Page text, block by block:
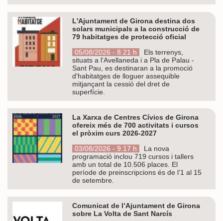
L'Ajuntament de Girona destina dos
solars municipals a la construcció de
79 habitatges de protecció oficial
05/08/2026 - 8.21 h
Els terrenys,
situats a l'Avellaneda i a Pla de Palau -
Sant Pau, es destinaran a la promoció
d'habitatges de lloguer assequible
mitjançant la cessió del dret de
superfície.
La Xarxa de Centres Cívics de Girona
ofereix més de 700 activitats i cursos
el pròxim curs 2026-2027
03/08/2026 - 9.17 h
La nova
programació inclou 719 cursos i tallers
amb un total de 10.506 places. El
període de preinscripcions és de l’1 al 15
de setembre.
Comunicat de l’Ajuntament de Girona
sobre La Volta de Sant Narcís